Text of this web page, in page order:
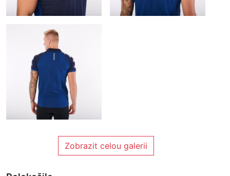
Zobrazit celou galerii